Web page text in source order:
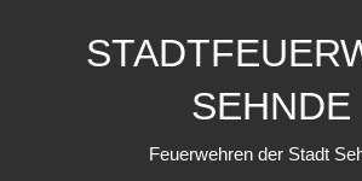
SEHNDE
Feuerwehren der Stadt